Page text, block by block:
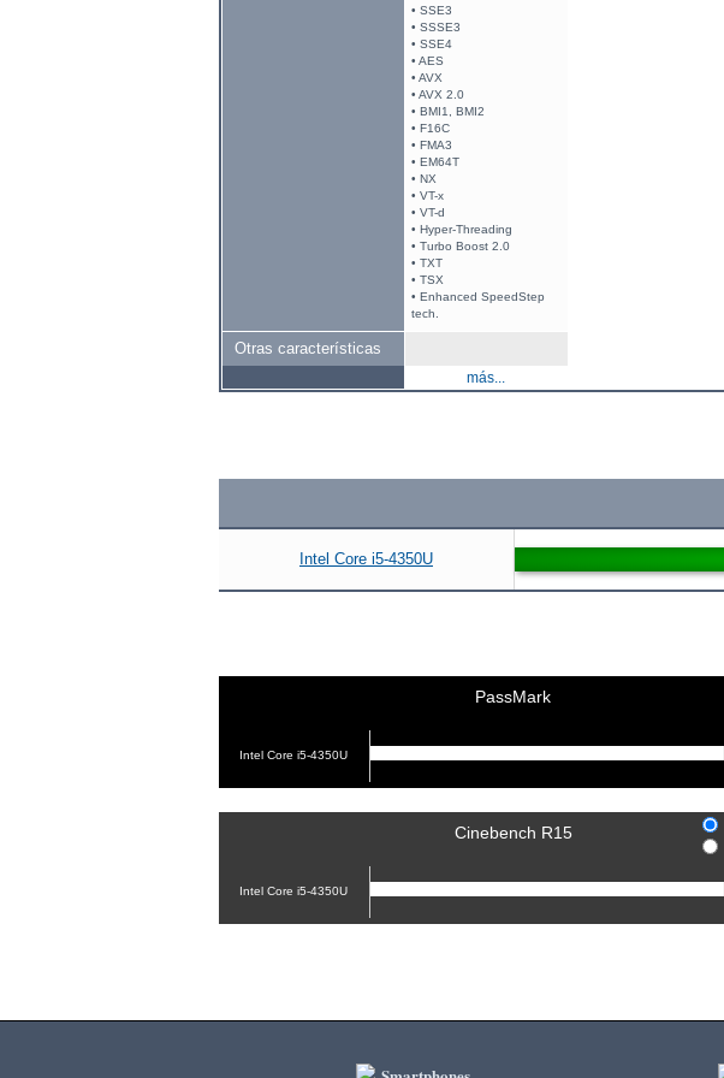
• SSE3
• SSSE3
• SSE4
• AES
• AVX
• AVX 2.0
• BMI1, BMI2
• F16C
• FMA3
• EM64T
• NX
• VT-x
• VT-d
• Hyper-Threading
• Turbo Boost 2.0
• TXT
• TSX
• Enhanced SpeedStep
tech.
Otras características
más...
Intel Core i5-4350U
PassMark
Intel Core i5-4350U
Cinebench R15
Intel Core i5-4350U